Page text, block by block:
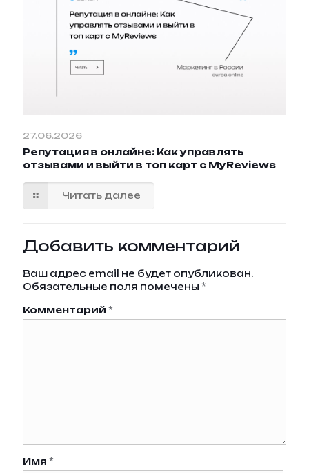
27.06.2026
Репутация в онлайне: Как управлять
отзывами и выйти в топ карт с MyReviews
Читать далее
Добавить комментарий
Ваш адрес email не будет опубликован.
Обязательные поля помечены *
Комментарий *
Имя *